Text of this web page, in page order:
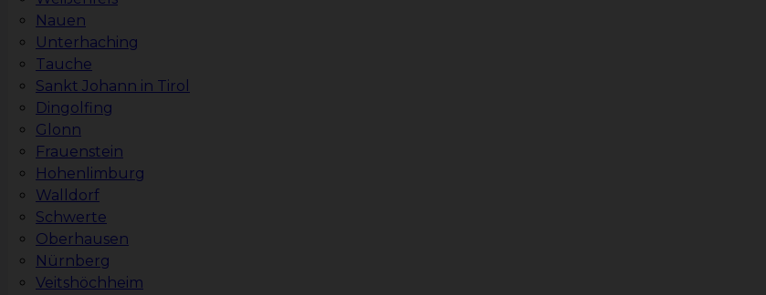
Nauen
Unterhaching
Tauche
Sankt Johann in Tirol
Dingolfing
Glonn
Frauenstein
Hohenlimburg
Walldorf
Schwerte
Oberhausen
Nürnberg
Veitshöchheim